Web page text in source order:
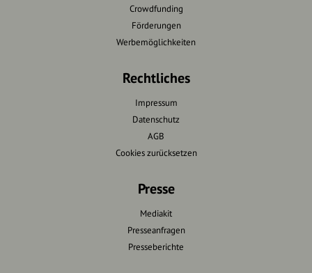
Crowdfunding
Förderungen
Werbemöglichkeiten
Rechtliches
Impressum
Datenschutz
AGB
Cookies zurücksetzen
Presse
Mediakit
Presseanfragen
Presseberichte